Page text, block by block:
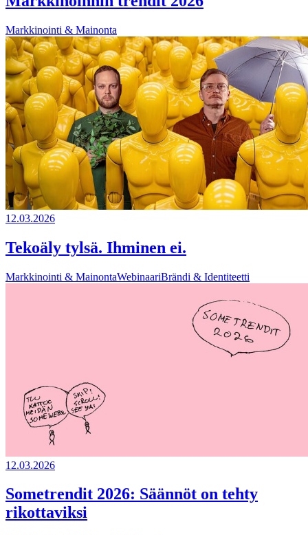
Markkinointi & Mainonta
12.03.2026
Tekoäly tylsä. Ihminen ei.
Markkinointi & MainontaWebinaariBrändi & Identiteetti
12.03.2026
Sometrendit 2026: Säännöt on tehty
rikottaviksi